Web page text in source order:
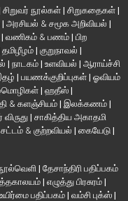
சிறுவர் நூல்கள் | சிறுகதைகள் |
| அரசியல் & சமூக அறிவியல் |
| வணிகம் & பணம் | பிற
தமிழீழம் | குறுநாவல் |
| நாடகம் | உளவியல் | ஆராய்ச்சி
| பயணக்குறிப்புகள் | ஓவியம்
| ஹதீஸ் |
& களஞ்சியம் | இலக்கணம் |
விருது | சாகித்திய அகாதமி
சட்டம் & குற்றவியல் | கையேடு |
| தேசாந்திரி பதிப்பகம்
| எழுத்து பிரசுரம் |
உயிர்மை பதிப்பகம் | வம்சி புக்ஸ் |